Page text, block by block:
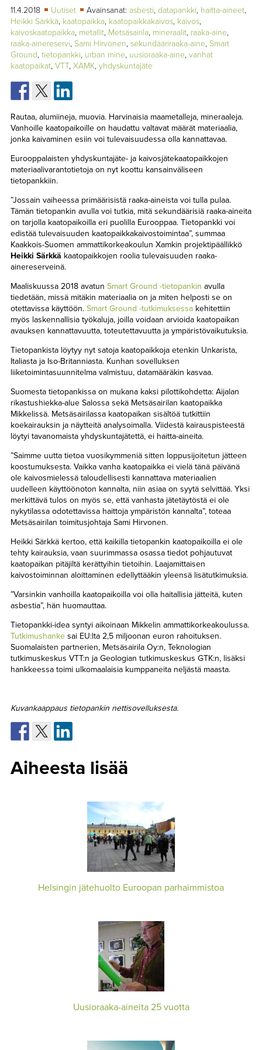
TAPAHTUMAT
YHTEYSTIEDOT
11.4.2018 Uutiset Avainsanat: asbesti, datapankki, haitta-aineet,
Heikki Särkkä, kaatopaikka, kaatopaikkakaivos, kaivos,
kaivoskaatopaikka, metallit, Metsäsairila, mineraalit, raaka-aine,
raaka-ainereservi, Sami Hirvonen, sekundääriraaka-aine, Smart
Ground, tietopankki, urban mine, uusioraaka-aine, vanhat
kaatopaikat, VTT, XAMK, yhdyskuntajäte
Rautaa, alumiineja, muovia. Harvinaisia maametalleja, mineraaleja.
Vanhoille kaatopaikoille on haudattu valtavat määrät materiaalia,
jonka kaivaminen esiin voi tulevaisuudessa olla kannattavaa.
Eurooppalaisten yhdyskuntajäte- ja kaivosjätekaatopaikkojen
materiaalivarantotietoja on nyt koottu kansainväliseen
tietopankkiin.
”Jossain vaiheessa primäärisistä raaka-aineista voi tulla pulaa.
Tämän tietopankin avulla voi tutkia, mitä sekundäärisiä raaka-aineita
on tarjolla kaatopaikoilla eri puolilla Eurooppaa. Tietopankki voi
edistää tulevaisuuden kaatopaikkakaivostoimintaa”, summaa
Kaakkois-Suomen ammattikorkeakoulun Xamkin projektipäällikkö
Heikki Särkkä kaatopaikkojen roolia tulevaisuuden raaka-
ainereserveinä.
Maaliskuussa 2018 avatun Smart Ground -tietopankin avulla
tiedetään, missä mitäkin materiaalia on ja miten helposti se on
otettavissa käyttöön. Smart Ground -tutkimuksessakehitettiin
myös laskennallisia työkaluja, joilla voidaan arvioida kaatopaikan
avauksen kannattavuutta, toteutettavuutta ja ympäristövaikutuksia.
Tietopankista löytyy nyt satoja kaatopaikkoja etenkin Unkarista,
Italiasta ja Iso-Britanniasta. Kunhan sovelluksen
liiketoimintasuunnitelma valmistuu, datamääräkin kasvaa.
Suomesta tietopankissa on mukana kaksi pilottikohdetta: Aijalan
rikastushiekka-alue Salossa sekä Metsäsairilan kaatopaikka
Mikkelissä. Metsäsairilassa kaatopaikan sisältöä tutkittiin
koekairauksin ja näytteitä analysoimalla. Viidestä kairauspisteestä
löytyi tavanomaista yhdyskuntajätettä, ei haitta-aineita.
”Saimme uutta tietoa vuosikymmeniä sitten loppusijoitetun jätteen
koostumuksesta. Vaikka vanha kaatopaikka ei vielä tänä päivänä
ole kaivosmielessä taloudellisesti kannattava materiaalien
uudelleen käyttöönoton kannalta, niin asiaa on syytä selvittää. Yksi
merkittävä tulos on myös se, että vanhasta jätetäytöstä ei ole
nykytilassa odotettavissa haittoja ympäristön kannalta”, toteaa
Metsäsairilan toimitusjohtaja Sami Hirvonen.
Heikki Särkkä kertoo, että kaikilla tietopankin kaatopaikoilla ei ole
tehty kairauksia, vaan suurimmassa osassa tiedot pohjautuvat
kaatopaikan pitäjiltä kerättyihin tietoihin. Laajamittaisen
kaivostoiminnan aloittaminen edellyttääkin yleensä lisätutkimuksia.
”Varsinkin vanhoilla kaatopaikoilla voi olla haitallisia jätteitä, kuten
asbestia”, hän huomauttaa.
Tietopankki-idea syntyi aikoinaan Mikkelin ammattikorkeakoulussa.
Tutkimushankesai EU:lta 2,5 miljoonan euron rahoituksen.
Suomalaisten partnerien, Metsäsairila Oy:n, Teknologian
tutkimuskeskus VTT:n ja Geologian tutkimuskeskus GTK:n, lisäksi
hankkeessa toimi ulkomaalaisia kumppaneita neljästä maasta.
Kuvankaappaus tietopankin nettisovelluksesta.
Aiheesta lisää
Helsingin jätehuolto Euroopan parhaimmistoa
Uusioraaka-aineita 25 vuotta